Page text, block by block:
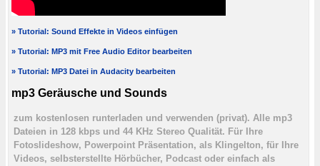
» Tutorial: Sound Effekte in Videos einfügen
» Tutorial: MP3 mit Free Audio Editor bearbeiten
» Tutorial: MP3 Datei in Audacity bearbeiten
mp3 Geräusche und Sounds
zum kostenlosen runterladen und verwenden (privat). Alle mp3
Dateien in 128 kbps und 44 KHz Stereo Qualität. Für Ihre
Fotoslideshow, Powerpoint Präsentation, als Klingelton, für Ihre
Videos, selbsterstellte Hörbücher, Podcast oder einfach als